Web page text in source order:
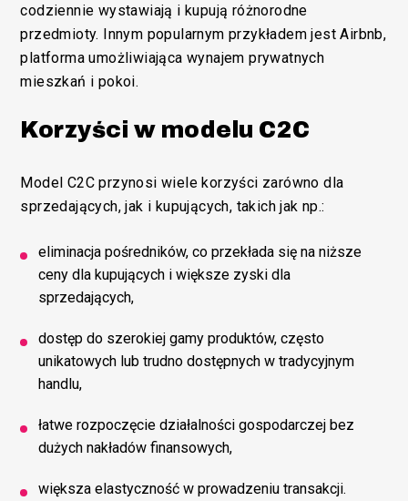
codziennie wystawiają i kupują różnorodne
przedmioty. Innym popularnym przykładem jest Airbnb,
platforma umożliwiająca wynajem prywatnych
mieszkań i pokoi.
Korzyści w modelu C2C
Model C2C przynosi wiele korzyści zarówno dla
sprzedających, jak i kupujących, takich jak np.:
eliminacja pośredników, co przekłada się na niższe
ceny dla kupujących i większe zyski dla
sprzedających,
dostęp do szerokiej gamy produktów, często
unikatowych lub trudno dostępnych w tradycyjnym
handlu,
łatwe rozpoczęcie działalności gospodarczej bez
dużych nakładów finansowych,
większa elastyczność w prowadzeniu transakcji.